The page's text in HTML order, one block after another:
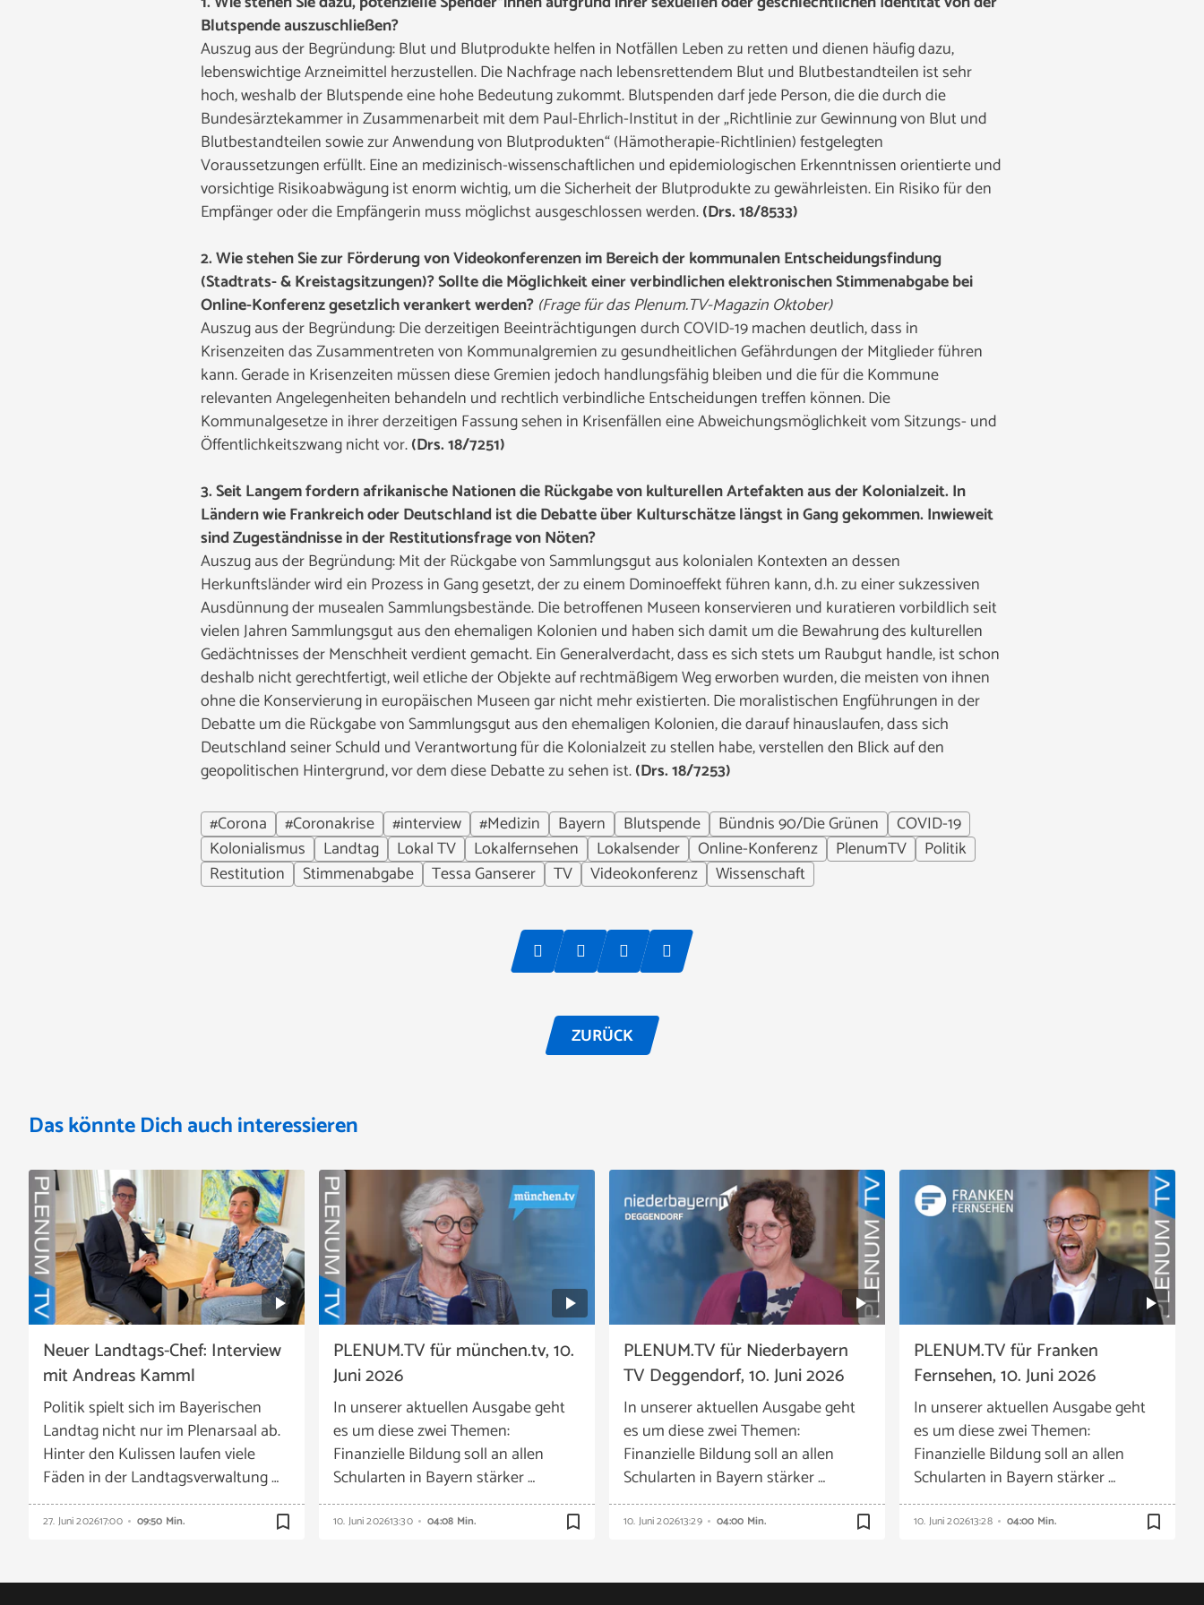
Blutspende auszuschließen?
Auszug aus der Begründung: Blut und Blutprodukte helfen in Notfällen Leben zu retten und dienen häufig dazu,
lebenswichtige Arzneimittel herzustellen. Die Nachfrage nach lebensrettendem Blut und Blutbestandteilen ist sehr
hoch, weshalb der Blutspende eine hohe Bedeutung zukommt. Blutspenden darf jede Person, die die durch die
Bundesärztekammer in Zusammenarbeit mit dem Paul-Ehrlich-Institut in der „Richtlinie zur Gewinnung von Blut und
Blutbestandteilen sowie zur Anwendung von Blutprodukten“ (Hämotherapie-Richtlinien) festgelegten
Voraussetzungen erfüllt. Eine an medizinisch-wissenschaftlichen und epidemiologischen Erkenntnissen orientierte und
vorsichtige Risikoabwägung ist enorm wichtig, um die Sicherheit der Blutprodukte zu gewährleisten. Ein Risiko für den
Empfänger oder die Empfängerin muss möglichst ausgeschlossen werden.(Drs. 18/8533)
2. Wie stehen Sie zur Förderung von Videokonferenzen im Bereich der kommunalen Entscheidungsfindung
(Stadtrats- & Kreistagsitzungen)? Sollte die Möglichkeit einer verbindlichen elektronischen Stimmenabgabe bei
Online-Konferenz gesetzlich verankert werden? (Frage für das Plenum.TV-Magazin Oktober)
Auszug aus der Begründung: Die derzeitigen Beeinträchtigungen durch COVID-19 machen deutlich, dass in
Krisenzeiten das Zusammentreten von Kommunalgremien zu gesundheitlichen Gefährdungen der Mitglieder führen
kann. Gerade in Krisenzeiten müssen diese Gremien jedoch handlungsfähig bleiben und die für die Kommune
relevanten Angelegenheiten behandeln und rechtlich verbindliche Entscheidungen treffen können. Die
Kommunalgesetze in ihrer derzeitigen Fassung sehen in Krisenfällen eine Abweichungsmöglichkeit vom Sitzungs- und
Öffentlichkeitszwang nicht vor.(Drs. 18/7251)
3. Seit Langem fordern afrikanische Nationen die Rückgabe von kulturellen Artefakten aus der Kolonialzeit. In
Ländern wie Frankreich oder Deutschland ist die Debatte über Kulturschätze längst in Gang gekommen. Inwieweit
sind Zugeständnisse in der Restitutionsfrage von Nöten?
Auszug aus der Begründung: Mit der Rückgabe von Sammlungsgut aus kolonialen Kontexten an dessen
Herkunftsländer wird ein Prozess in Gang gesetzt, der zu einem Dominoeffekt führen kann, d.h. zu einer sukzessiven
Ausdünnung der musealen Sammlungsbestände. Die betroffenen Museen konservieren und kuratieren vorbildlich seit
vielen Jahren Sammlungsgut aus den ehemaligen Kolonien und haben sich damit um die Bewahrung des kulturellen
Gedächtnisses der Menschheit verdient gemacht. Ein Generalverdacht, dass es sich stets um Raubgut handle, ist schon
deshalb nicht gerechtfertigt, weil etliche der Objekte auf rechtmäßigem Weg erworben wurden, die meisten von ihnen
ohne die Konservierung in europäischen Museen gar nicht mehr existierten. Die moralistischen Engführungen in der
Debatte um die Rückgabe von Sammlungsgut aus den ehemaligen Kolonien, die darauf hinauslaufen, dass sich
Deutschland seiner Schuld und Verantwortung für die Kolonialzeit zu stellen habe, verstellen den Blick auf den
geopolitischen Hintergrund, vor dem diese Debatte zu sehen ist.(Drs. 18/7253)
#Corona
#Coronakrise #interview #Medizin Bayern Blutspende Bündnis 90/Die Grünen
COVID-19
Kolonialismus
Landtag Lokal TV Lokalfernsehen Lokalsender Online-Konferenz PlenumTV
Politik
Restitution
Stimmenabgabe Tessa Ganserer TV Videokonferenz Wissenschaft
ZURÜCK
Das könnte Dich auch interessieren
Neuer Landtags-Chef: Interview
mit Andreas Kamml
Politik spielt sich im Bayerischen
Landtag nicht nur im Plenarsaal ab.
Hinter den Kulissen laufen viele
Fäden in der Landtagsverwaltung …
27. Juni 202617:00 09:50 Min. bookmark_border
PLENUM.TV für münchen.tv, 10.
Juni 2026
In unserer aktuellen Ausgabe geht
es um diese zwei Themen:
Finanzielle Bildung soll an allen
Schularten in Bayern stärker …
10. Juni 202613:30 04:08 Min. bookmark_border
PLENUM.TV für Niederbayern
TV Deggendorf, 10. Juni 2026
In unserer aktuellen Ausgabe geht
es um diese zwei Themen:
Finanzielle Bildung soll an allen
Schularten in Bayern stärker …
10. Juni 202613:29 04:00 Min. bookmark_border
PLENUM.TV für Franken
Fernsehen, 10. Juni 2026
In unserer aktuellen Ausgabe geht
es um diese zwei Themen:
Finanzielle Bildung soll an allen
Schularten in Bayern stärker …
10. Juni 202613:28 04:00 Min. bookmark_border